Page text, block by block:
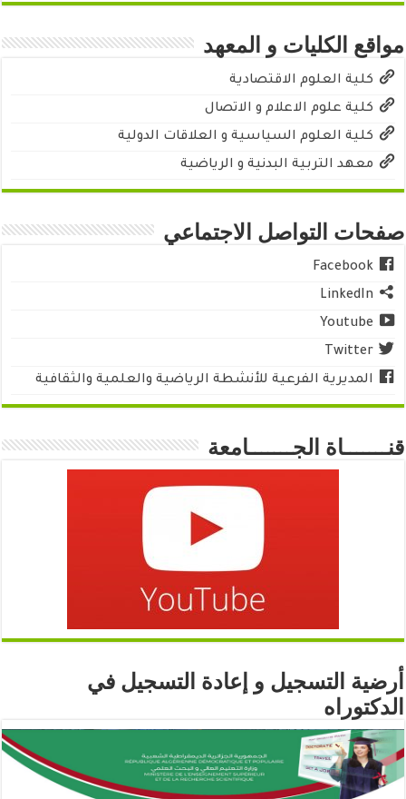
مواقع الكليات و المعهد
كلية العلوم الاقتصادية
كلية علوم الاعلام و الاتصال
كلية العلوم السياسية و العلاقات الدولية
معهد التربية البدنية و الرياضية
صفحات التواصل الاجتماعي
Facebook
LinkedIn
Youtube
Twitter
المديرية الفرعية للأنشطة الرياضية والعلمية والثقافية
قنـــــــاة الجـــــــامعة
أرضية التسجيل و إعادة التسجيل في
الدكتوراه